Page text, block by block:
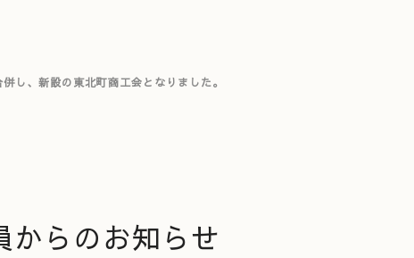
し、新設の東北町商工会となりました。
からのお知らせ